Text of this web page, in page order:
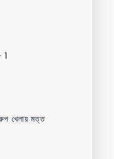
1
খেলায় মত্ত